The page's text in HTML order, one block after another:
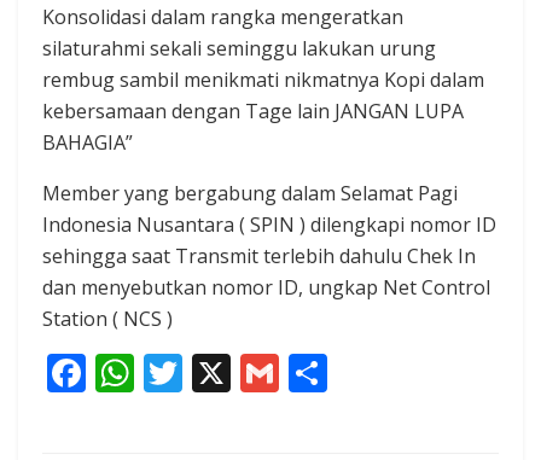
Konsolidasi dalam rangka mengeratkan
silaturahmi sekali seminggu lakukan urung
rembug sambil menikmati nikmatnya Kopi dalam
kebersamaan dengan Tage lain JANGAN LUPA
BAHAGIA”
Member yang bergabung dalam Selamat Pagi
Indonesia Nusantara ( SPIN ) dilengkapi nomor ID
sehingga saat Transmit terlebih dahulu Chek In
dan menyebutkan nomor ID, ungkap Net Control
Station ( NCS )
F W T X G